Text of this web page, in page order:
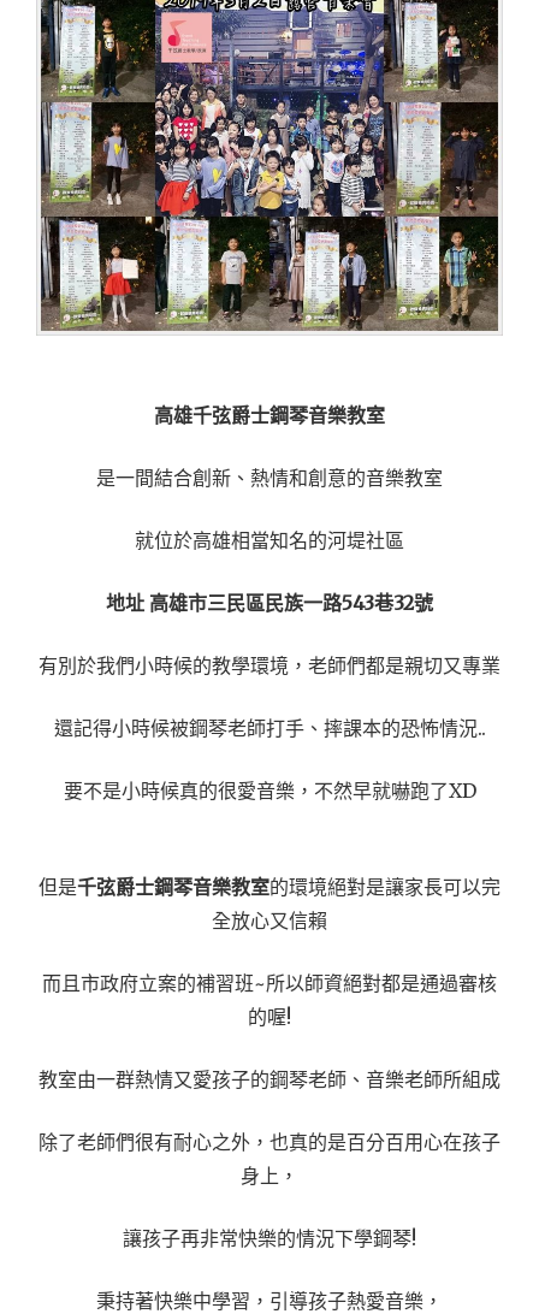
高雄千弦爵士鋼琴音樂教室
是一間結合創新、熱情和創意的音樂教室
就位於高雄相當知名的河堤社區
地址 高雄市三民區民族一路543巷32號
有別於我們小時候的教學環境，老師們都是親切又專業
還記得小時候被鋼琴老師打手、摔課本的恐怖情況..
要不是小時候真的很愛音樂，不然早就嚇跑了XD
但是千弦爵士鋼琴音樂教室的環境絕對是讓家長可以完
全放心又信賴
而且市政府立案的補習班~所以師資絕對都是通過審核
的喔!
教室由一群熱情又愛孩子的鋼琴老師、音樂老師所組成
除了老師們很有耐心之外，也真的是百分百用心在孩子
身上，
讓孩子再非常快樂的情況下學鋼琴!
秉持著快樂中學習，引導孩子熱愛音樂，